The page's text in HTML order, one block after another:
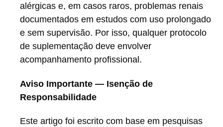
alérgicas e, em casos raros, problemas renais
documentados em estudos com uso prolongado
e sem supervisão. Por isso, qualquer protocolo
de suplementação deve envolver
acompanhamento profissional.
Aviso Importante — Isenção de
Responsabilidade
Este artigo foi escrito com base em pesquisas